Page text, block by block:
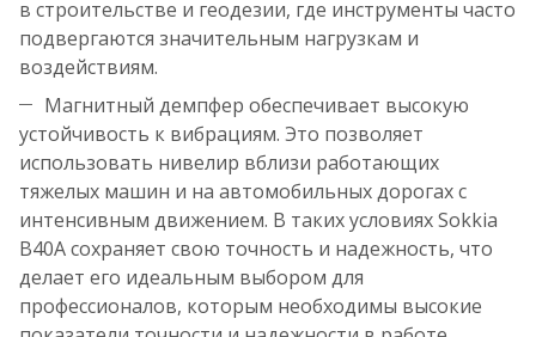
в строительстве и геодезии, где инструменты часто
подвергаются значительным нагрузкам и
воздействиям.
Магнитный демпфер обеспечивает высокую
устойчивость к вибрациям. Это позволяет
использовать нивелир вблизи работающих
тяжелых машин и на автомобильных дорогах с
интенсивным движением. В таких условиях Sokkia
B40A сохраняет свою точность и надежность, что
делает его идеальным выбором для
профессионалов, которым необходимы высокие